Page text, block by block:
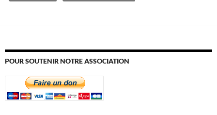
POUR SOUTENIR NOTRE ASSOCIATION